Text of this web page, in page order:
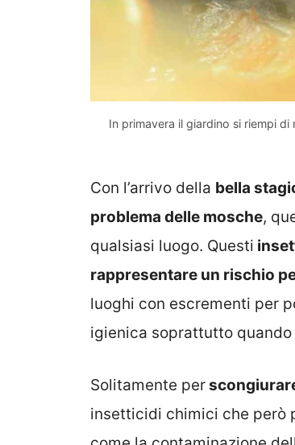
In primavera il giardino si riempi
Con l’arrivo della bella
problema delle mosche,
qualsiasi luogo. Questi
rappresentare un rischio
luoghi con escrementi per
igienica soprattutto
Solitamente per
insetticidi chimici che però